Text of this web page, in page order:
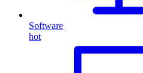
Software
hot